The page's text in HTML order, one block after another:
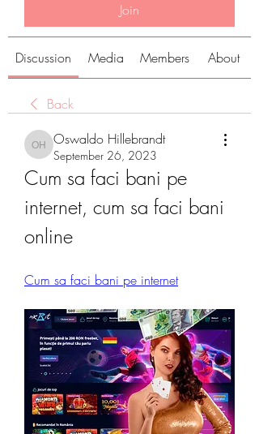
Join
Discussion Media Members About
Back
Oswaldo Hillebrandt
Oswaldo Hillebrandt
September 26, 2023
Cum sa faci bani pe
internet, cum sa faci bani
online
Cum sa faci bani pe internet